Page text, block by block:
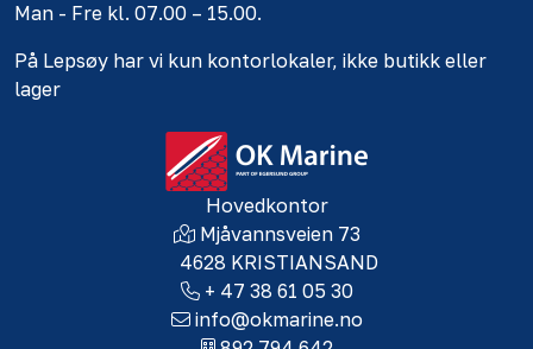
Man - Fre kl. 07.00 – 15.00.
På Lepsøy har vi kun kontorlokaler, ikke butikk eller
lager
Hovedkontor
Mjåvannsveien 73
4628 KRISTIANSAND
+ 47 38 61 05 30
info@okmarine.no